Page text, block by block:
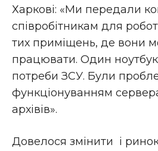
Харкові: «Ми передали
співробітникам для
тих приміщень, де вони
працювати. Один
потреби ЗСУ. Були
функціонуванням
архівів».
Довелося змінити і